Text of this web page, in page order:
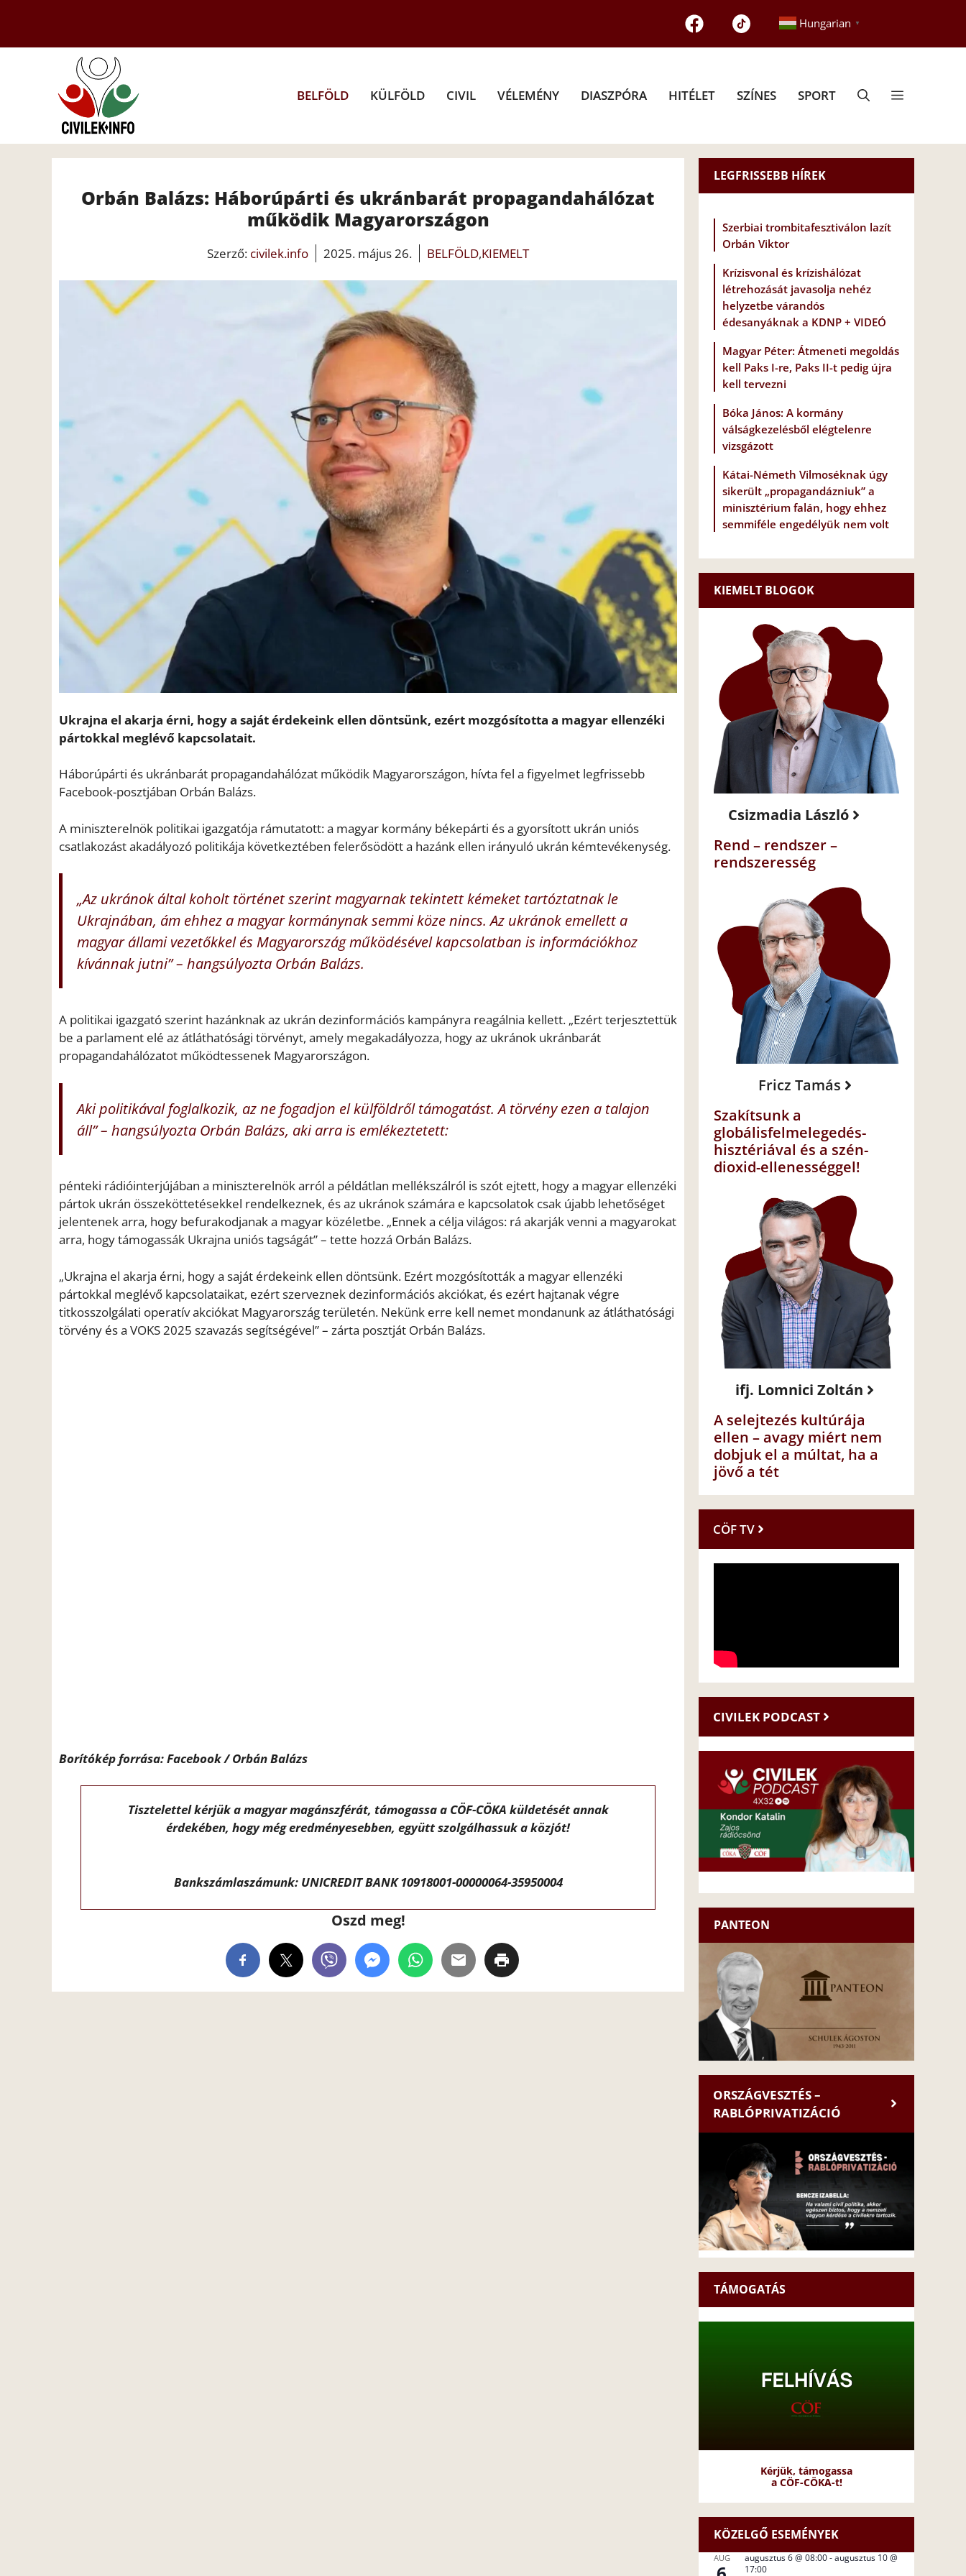
tartalomba
Hungarian ▼
BELFÖLD KÜLFÖLD CIVIL VÉLEMÉNY DIASZPÓRA HITÉLET SZÍNES SPORT
Orbán Balázs: Háborúpárti és ukránbarát propagandahálózat
működik Magyarországon
Szerző: civilek.info 2025. május 26. BELFÖLD,KIEMELT
Ukrajna el akarja érni, hogy a saját érdekeink ellen döntsünk, ezért mozgósította a magyar ellenzéki
pártokkal meglévő kapcsolatait.
Háborúpárti és ukránbarát propagandahálózat működik Magyarországon, hívta fel a figyelmet legfrissebb
Facebook-posztjában Orbán Balázs.
A miniszterelnök politikai igazgatója rámutatott: a magyar kormány békepárti és a gyorsított ukrán uniós
csatlakozást akadályozó politikája következtében felerősödött a hazánk ellen irányuló ukrán kémtevékenység.
„Az ukránok által koholt történet szerint magyarnak tekintett kémeket tartóztatnak le
Ukrajnában, ám ehhez a magyar kormánynak semmi köze nincs. Az ukránok emellett a
magyar állami vezetőkkel és Magyarország működésével kapcsolatban is információkhoz
kívánnak jutni” – hangsúlyozta Orbán Balázs.
A politikai igazgató szerint hazánknak az ukrán dezinformációs kampányra reagálnia kellett. „Ezért terjesztettük
be a parlament elé az átláthatósági törvényt, amely megakadályozza, hogy az ukránok ukránbarát
propagandahálózatot működtessenek Magyarországon.
Aki politikával foglalkozik, az ne fogadjon el külföldről támogatást. A törvény ezen a talajon
áll” – hangsúlyozta Orbán Balázs, aki arra is emlékeztetett:
pénteki rádióinterjújában a miniszterelnök arról a példátlan mellékszálról is szót ejtett, hogy a magyar ellenzéki
pártok ukrán összeköttetésekkel rendelkeznek, és az ukránok számára e kapcsolatok csak újabb lehetőséget
jelentenek arra, hogy befurakodjanak a magyar közéletbe. „Ennek a célja világos: rá akarják venni a magyarokat
arra, hogy támogassák Ukrajna uniós tagságát” – tette hozzá Orbán Balázs.
„Ukrajna el akarja érni, hogy a saját érdekeink ellen döntsünk. Ezért mozgósították a magyar ellenzéki
pártokkal meglévő kapcsolataikat, ezért szerveznek dezinformációs akciókat, és ezért hajtanak végre
titkosszolgálati operatív akciókat Magyarország területén. Nekünk erre kell nemet mondanunk az átláthatósági
törvény és a VOKS 2025 szavazás segítségével” – zárta posztját Orbán Balázs.
Borítókép forrása: Facebook / Orbán Balázs
Tisztelettel kérjük a magyar magánszférát, támogassa a CÖF-CÖKA küldetését annak
érdekében, hogy még eredményesebben, együtt szolgálhassuk a közjót!
Bankszámlaszámunk: UNICREDIT BANK 10918001-00000064-35950004
Oszd meg!
LEGFRISSEBB HÍREK
Szerbiai trombitafesztiválon lazít
Orbán Viktor
Krízisvonal és krízishálózat
létrehozását javasolja nehéz
helyzetbe várandós
édesanyáknak a KDNP + VIDEÓ
Magyar Péter: Átmeneti megoldás
kell Paks I-re, Paks II-t pedig újra
kell tervezni
Bóka János: A kormány
válságkezelésből elégtelenre
vizsgázott
Kátai-Németh Vilmoséknak úgy
sikerült „propagandázniuk” a
minisztérium falán, hogy ehhez
semmiféle engedélyük nem volt
KIEMELT BLOGOK
Csizmadia László
Rend – rendszer –
rendszeresség
Fricz Tamás
Szakítsunk a
globálisfelmelegedés-
hisztériával és a szén-
dioxid-ellenességgel!
ifj. Lomnici Zoltán
A selejtezés kultúrája
ellen – avagy miért nem
dobjuk el a múltat, ha a
jövő a tét
CÖF TV
CIVILEK PODCAST
PANTEON
ORSZÁGVESZTÉS –
RABLÓPRIVATIZÁCIÓ
TÁMOGATÁS
Kérjük, támogassa
a CÖF-CÖKA-t!
KÖZELGŐ ESEMÉNYEK
AUG augusztus 6 @ 08:00-augusztus 10 @
17:00